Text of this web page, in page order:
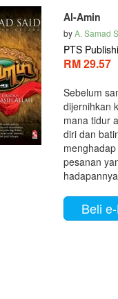
Al-Amin
byA. Samad
PTS
RM 29.57
Sebelum
dijernihkan
mana tidur
diri dan
pesanan
Beli